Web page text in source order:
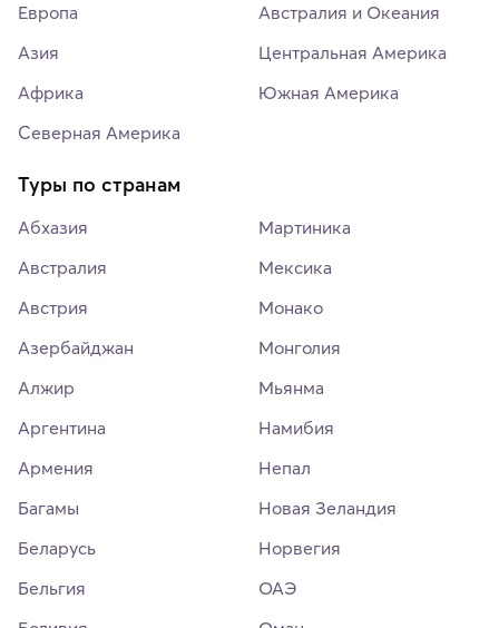
Европа
Азия
Африка
Северная Америка
Австралия и Океания
Центральная Америка
Южная Америка
Туры по странам
Абхазия
Австралия
Австрия
Азербайджан
Алжир
Аргентина
Армения
Багамы
Беларусь
Бельгия
Мартиника
Мексика
Монако
Монголия
Мьянма
Намибия
Непал
Новая Зеландия
Норвегия
ОАЭ